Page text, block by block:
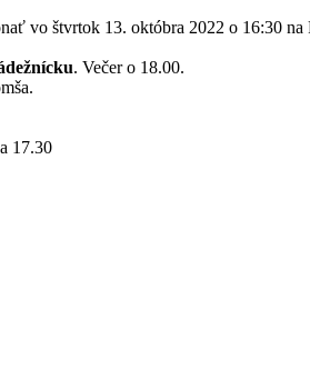
vo štvrtok 13. októbra 2022 o 16:30 na
. Večer o 18.00.
17.30